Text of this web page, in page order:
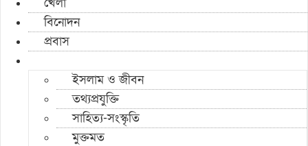
বিনোদন
প্রবাস
ইসলাম ও জীবন
তথ্যপ্রযুক্তি
সাহিত্য-সংস্কৃতি
মুক্তমত